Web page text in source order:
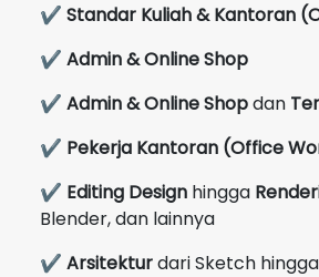
✔ Standar Kuliah & Kantoran
✔ Admin & Online Shop
✔ Admin & Online Shopdan
✔ Pekerja Kantoran (Office
✔ Editing Design hingga
Blender, dan lainnya
✔ Arsitekturdari Sketch